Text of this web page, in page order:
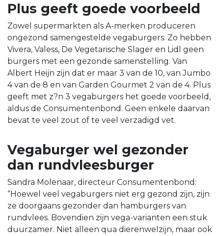
Plus geeft goede voorbeeld
Zowel supermarkten als A-merken produceren
ongezond samengestelde vegaburgers. Zo hebben
Vivera, Valess, De Vegetarische Slager en Lidl geen
burgers met een gezonde samenstelling. Van
Albert Heijn zijn dat er maar 3 van de 10, van Jumbo
4 van de 8 en van Garden Gourmet 2 van de 4. Plus
geeft met z?n 3 vegaburgers het goede voorbeeld,
aldus de Consumentenbond. Geen enkele daarvan
bevat te veel zout of te veel verzadigd vet.
Vegaburger wel gezonder
dan rundvleesburger
Sandra Molenaar, directeur Consumentenbond:
“Hoewel veel vegaburgers niet erg gezond zijn, zijn
ze doorgaans gezonder dan hamburgers van
rundvlees. Bovendien zijn vega-varianten een stuk
duurzamer. Niet alleen qua dierenwelzijn, maar ook